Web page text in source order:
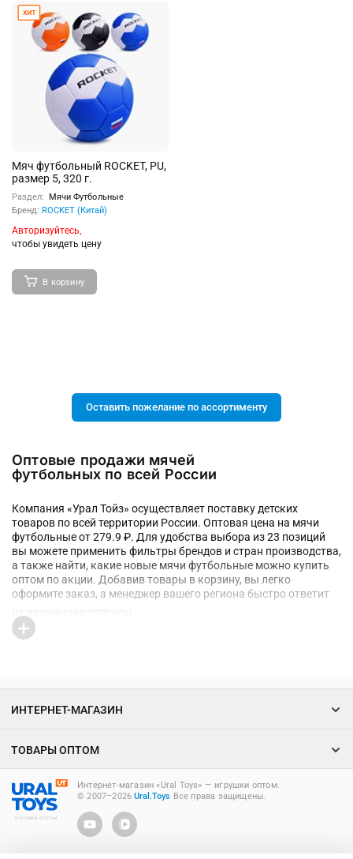
Мяч футбольный ROCKET, PU,
размер 5, 320 г.
Раздел:
Мячи Футбольные
Бренд: ROCKET (Китай)
Авторизуйтесь,
чтобы увидеть цену
В корзину
Оставить пожелание по ассортименту
Оптовые продажи мячей
футбольных по всей России
Компания «Урал Тойз» осуществляет поставку детских
товаров по всей территории России. Оптовая цена на мячи
футбольные от 279.9 ₽. Для удобства выбора из 23 позиций
вы можете применить фильтры брендов и стран производства,
а также найти, какие новые мячи футбольные можно купить
оптом по акции. Добавив товары в корзину, вы легко
оформите заказ, а менеджер вашего региона быстро ответит
ИГРУШКИ ОПТОМ
Интернет-магазин «Ural Toys» ― игрушки оптом.
© 2007–2026Ural.Toys Все права защищены.
ИНТЕРНЕТ-МАГАЗИН
ТОВАРЫ ОПТОМ